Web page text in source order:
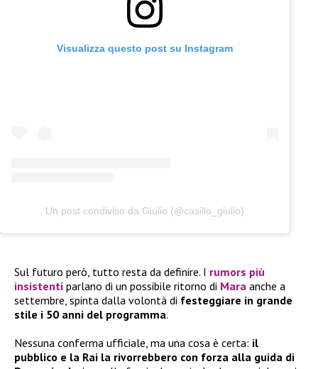
Visualizza questo post su Instagram
Un post condiviso da Giulio (@casillo_giulio)
Sul futuro però, tutto resta da definire. I rumors più
insistenti parlano di un possibile ritorno di Mara anche a
settembre, spinta dalla volontà di festeggiare in grande
stile i 50 anni del programma.
Nessuna conferma ufficiale, ma una cosa è certa: il
pubblico e la Rai la rivorrebbero con forza alla guida di